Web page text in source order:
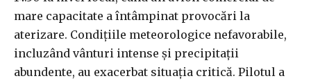
mare capacitate a întâmpinat provocări la
aterizare. Condițiile meteorologice nefavorabile,
incluzând vânturi intense și precipitații
abundente, au exacerbat situația critică. Pilotul a